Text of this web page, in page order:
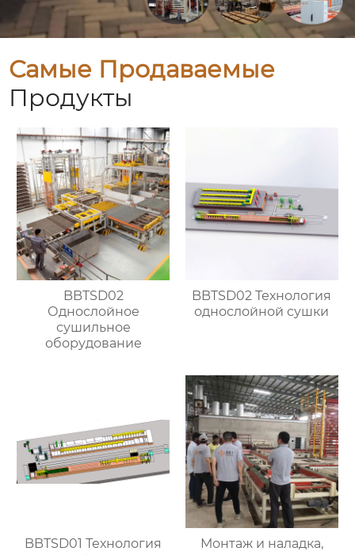
Самые Продаваемые
Продукты
BBTSD02
Однослойное
сушильное
оборудование
BBTSD02 Технология
однослойной сушки
BBTSD01 Технология
Монтаж и наладка,